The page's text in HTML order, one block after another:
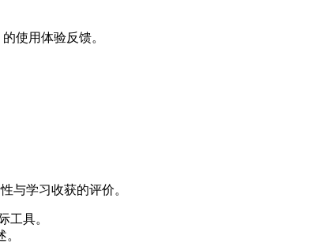
使用体验反馈。
与学习收获的评价。
工具。